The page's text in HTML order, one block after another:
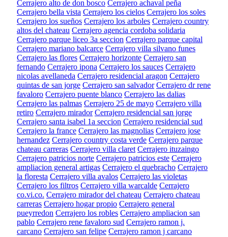
Cerrajero alto de don bosco Cerrajero achaval peña
Cerrajero bella vista Cerrajero los cielos Cerrajero los soles
Cerrajero los sueños Cerrajero los arboles Cerrajero country
altos del chateau Cerrajero agencia cordoba solidaria
Cerrajero parque liceo 3a seccion Cerrajero parque capital
Cerrajero mariano balcarce Cerrajero villa silvano funes
Cerrajero las flores Cerrajero horizonte Cerrajero san
fernando Cerrajero ipona Cerrajero los sauces Cerrajero
nicolas avellaneda Cerrajero residencial aragon Cerrajero
quintas de san jorge Cerrajero san salvador Cerrajero dr rene
favaloro Cerrajero puente blanco Cerrajero las dalias
Cerrajero las palmas Cerrajero 25 de mayo Cerrajero villa
retiro Cerrajero mirador Cerrajero residencial san jorge
Cerrajero santa isabel 1a seccion Cerrajero residencial sud
Cerrajero la france Cerrajero las magnolias Cerrajero jose
hernandez Cerrajero country costa verde Cerrajero parque
chateau carreras Cerrajero villa claret Cerrajero ituzaingo
Cerrajero patricios norte Cerrajero patricios este Cerrajero
ampliacion general artigas Cerrajero el quebracho Cerrajero
la floresta Cerrajero villa avalos Cerrajero las violetas
Cerrajero los filtros Cerrajero villa warcalde Cerrajero
co.vi.co. Cerrajero mirador del chateau Cerrajero chateau
carreras Cerrajero hogar propio Cerrajero general
pueyrredon Cerrajero los robles Cerrajero ampliacion san
pablo Cerrajero rene favaloro sud Cerrajero ramon j.
carcano Cerrajero san felipe Cerrajero ramon j carcano